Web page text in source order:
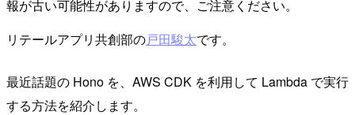
報が古い可能性がありますので、ご注意ください。
リテールアプリ共創部の戸田駿太です。
最近話題の Hono を、AWS CDK を利用して Lambda で実行
する方法を紹介します。